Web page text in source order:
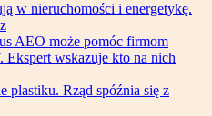
w nieruchomości i energetykę.
AEO może pomóc firmom
wskazuje kto na nich
plastiku. Rząd spóźnia się z